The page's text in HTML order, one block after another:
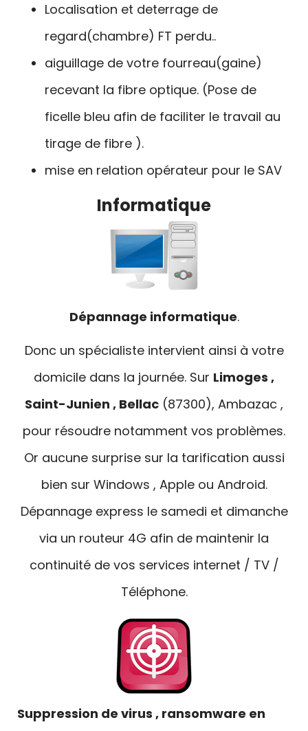
Localisation et deterrage de
regard(chambre) FT perdu..
aiguillage de votre fourreau(gaine)
recevant la fibre optique. (Pose de
ficelle bleu afin de faciliter le travail au
tirage de fibre ).
mise en relation opérateur pour le SAV
Informatique
Dépannage informatique.
Donc un spécialiste intervient ainsi à votre
domicile dans la journée. Sur Limoges ,
Saint-Junien , Bellac (87300), Ambazac ,
pour résoudre notamment vos problèmes.
Or aucune surprise sur la tarification aussi
bien sur Windows , Apple ou Android.
Dépannage express le samedi et dimanche
via un routeur 4G afin de maintenir la
continuité de vos services internet / TV /
Téléphone.
Suppression de virus , ransomware en